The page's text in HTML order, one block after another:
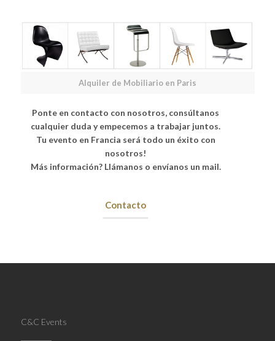
Alquiler de Mobiliario en Paris
Ponte en contacto con nosotros, consúltanos
cualquier duda y empecemos a trabajar juntos.
Tu evento en Francia será todo un éxito con
nosotros!
Más información? Llámanos o envíanos un mail.
Contacto
C&C Events